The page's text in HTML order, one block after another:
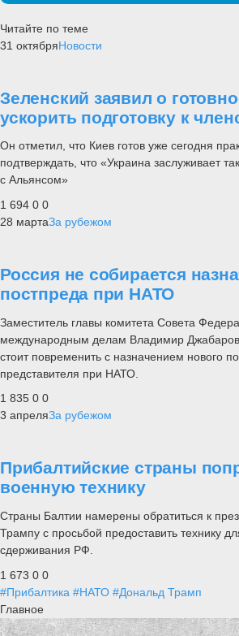
Читайте по теме
31 октябряНовости
Зеленский заявил о
ускорить подготовку к
Он отметил, что Киев готов уже сегодня
подтверждать, что «Украина заслуживает
с Альянсом»
1 694 0 0
28 мартаЗа рубежом
Россия не собирается
постпреда при НАТО
Заместитель главы комитета Совета
международным делам Владимир Джабаров
стоит повременить с назначением нового
представителя при НАТО.
1 835 0 0
3 апреляЗа рубежом
Прибалтийские страны
военную технику
Страны Балтии намерены обратиться к
Трампу с просьбой предоставить технику
сдерживания РФ.
1 673 0 0
#Прибалтика #НАТО #Дональд Трамп
Главное